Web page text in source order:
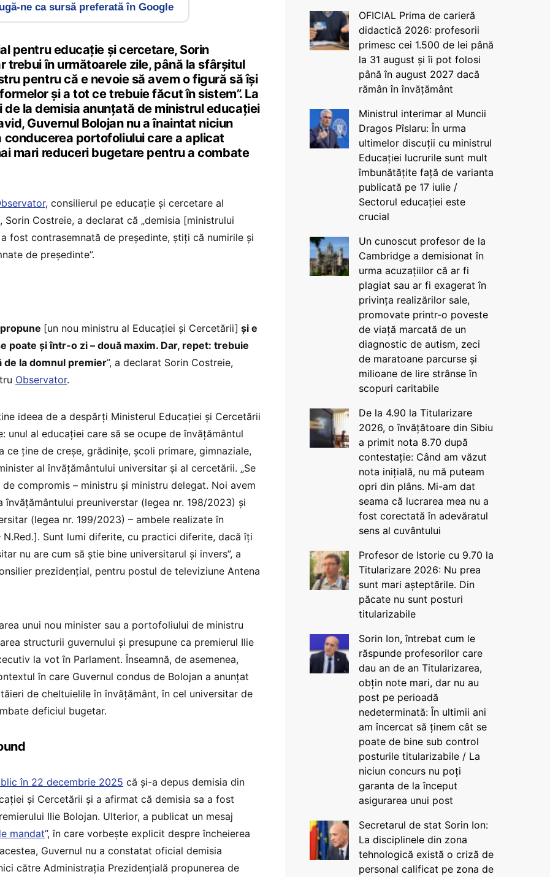
ne ca sursă preferată în Google
pentru educație și cercetare, Sorin
trebui în următoarele zile, până la sfârșitul
pentru că e nevoie să avem o figură să își
și a tot ce trebuie făcut în sistem”. La
la demisia anunțată de ministrul educației
Guvernul Bolojan nu a înaintat niciun
conducerea portofoliului care a aplicat
mari reduceri bugetare pentru a combate
, consilierul pe educație și cercetare al
Sorin Costreie, a declarat că „demisia [ministrului
fost contrasemnată de președinte, știți că numirile și
de președinte”.
[un nou ministru al Educației și Cercetării] și e
poate și într-o zi – două maxim. Dar, repet: trebuie
de la domnul premier”, a declarat Sorin Costreie,
Observator.
ideea de a despărți Ministerul Educației și Cercetării
unul al educației care să se ocupe de învățământul
ce ține de creșe, grădinițe, școli primare, gimnaziale,
al învățământului universitar și al cercetării. „Se
compromis – ministru și ministru delegat. Noi avem
învățământului preuniverstar (legea nr. 198/2023) și
(legea nr. 199/2023) – ambele realizate în
N.Red.]. Sunt lumi diferite, cu practici diferite, dacă îți
nu are cum să știe bine universitarul și invers”, a
prezidențial, pentru postul de televiziune Antena
unui nou minister sau a portofoliului de ministru
structurii guvernului și presupune ca premierul Ilie
la vot în Parlament. Înseamnă, de asemenea,
în care Guvernul condus de Bolojan a anunțat
de cheltuielile în învățământ, în cel universitar de
deficiul bugetar.
în 22 decembrie 2025 că și-a depus demisia din
și Cercetării și a afirmat că demisia sa a fost
Ilie Bolojan. Ulterior, a publicat un mesaj
mandat”, în care vorbește explicit despre încheierea
Guvernul nu a constatat oficial demisia
către Administrația Prezidențială propunerea de
OFICIAL Prima de carieră
didactică 2026: profesorii
primesc cei 1.500 de lei până
la 31 august și îi pot folosi
până în august 2027 dacă
rămân în învățământ
Ministrul interimar al Muncii
Dragos Pîslaru: În urma
ultimelor discuții cu ministrul
Educației lucrurile sunt mult
îmbunătățite față de varianta
publicată pe 17 iulie /
Sectorul educației este
crucial
Un cunoscut profesor de la
Cambridge a demisionat în
urma acuzațiilor că ar fi
plagiat sau ar fi exagerat în
privința realizărilor sale,
promovate printr-o poveste
de viață marcată de un
diagnostic de autism, zeci
de maratoane parcurse și
milioane de lire strânse în
scopuri caritabile
De la 4.90 la Titularizare
2026, o învățătoare din Sibiu
a primit nota 8.70 după
contestație: Când am văzut
nota inițială, nu mă puteam
opri din plâns. Mi-am dat
seama că lucrarea mea nu a
fost corectată în adevăratul
sens al cuvântului
Profesor de Istorie cu 9.70 la
Titularizare 2026: Nu prea
sunt mari așteptările. Din
păcate nu sunt posturi
titularizabile
Sorin Ion, întrebat cum le
răspunde profesorilor care
dau an de an Titularizarea,
obțin note mari, dar nu au
post pe perioadă
nedeterminată: În ultimii ani
am încercat să ținem cât se
poate de bine sub control
posturile titularizabile / La
niciun concurs nu poți
garanta de la început
asigurarea unui post
Secretarul de stat Sorin Ion:
La disciplinele din zona
tehnologică există o criză de
personal calificat pe zona de